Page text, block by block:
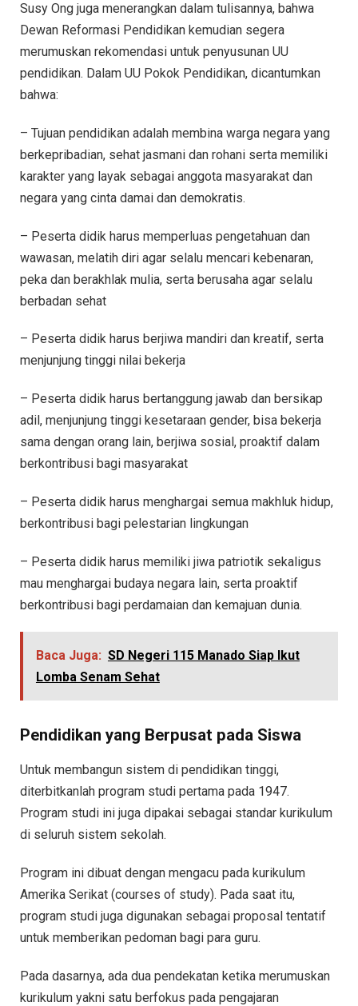
Susy Ong juga menerangkan dalam tulisannya, bahwa
Dewan Reformasi Pendidikan kemudian segera
merumuskan rekomendasi untuk penyusunan UU
pendidikan. Dalam UU Pokok Pendidikan, dicantumkan
bahwa:
– Tujuan pendidikan adalah membina warga negara yang
berkepribadian, sehat jasmani dan rohani serta memiliki
karakter yang layak sebagai anggota masyarakat dan
negara yang cinta damai dan demokratis.
– Peserta didik harus memperluas pengetahuan dan
wawasan, melatih diri agar selalu mencari kebenaran,
peka dan berakhlak mulia, serta berusaha agar selalu
berbadan sehat
– Peserta didik harus berjiwa mandiri dan kreatif, serta
menjunjung tinggi nilai bekerja
– Peserta didik harus bertanggung jawab dan bersikap
adil, menjunjung tinggi kesetaraan gender, bisa bekerja
sama dengan orang lain, berjiwa sosial, proaktif dalam
berkontribusi bagi masyarakat
– Peserta didik harus menghargai semua makhluk hidup,
berkontribusi bagi pelestarian lingkungan
– Peserta didik harus memiliki jiwa patriotik sekaligus
mau menghargai budaya negara lain, serta proaktif
berkontribusi bagi perdamaian dan kemajuan dunia.
Baca Juga: SD Negeri 115 Manado Siap Ikut
Lomba Senam Sehat
Pendidikan yang Berpusat pada Siswa
Untuk membangun sistem di pendidikan tinggi,
diterbitkanlah program studi pertama pada 1947.
Program studi ini juga dipakai sebagai standar kurikulum
di seluruh sistem sekolah.
Program ini dibuat dengan mengacu pada kurikulum
Amerika Serikat (courses of study). Pada saat itu,
program studi juga digunakan sebagai proposal tentatif
untuk memberikan pedoman bagi para guru.
Pada dasarnya, ada dua pendekatan ketika merumuskan
kurikulum yakni satu berfokus pada pengajaran